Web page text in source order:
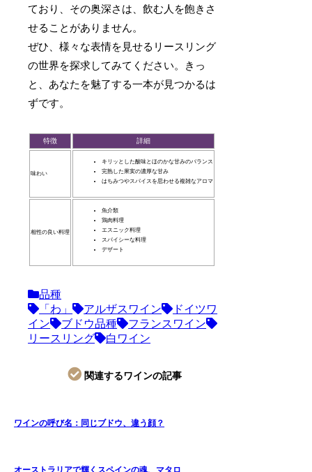
ており、その奥深さは、飲む人を飽きさ
せることがありません。
ぜひ、様々な表情を見せるリースリング
の世界を探求してみてください。きっ
と、あなたを魅了する一本が見つかるは
ずです。
特徴 詳細
味わい
キリッとした酸味とほのかな甘みのバランス
完熟した果実の濃厚な甘み
はちみつやスパイスを思わせる複雑なアロマ
相性の良い料理
魚介類
鶏肉料理
エスニック料理
スパイシーな料理
デザート
品種
「わ」
アルザスワイン
ドイツワ
イン
ブドウ品種
フランスワイン
リースリング
白ワイン
関連するワインの記事
ワインの呼び名：同じブドウ、違う顔？
オーストラリアで輝くスペインの魂、マタロ